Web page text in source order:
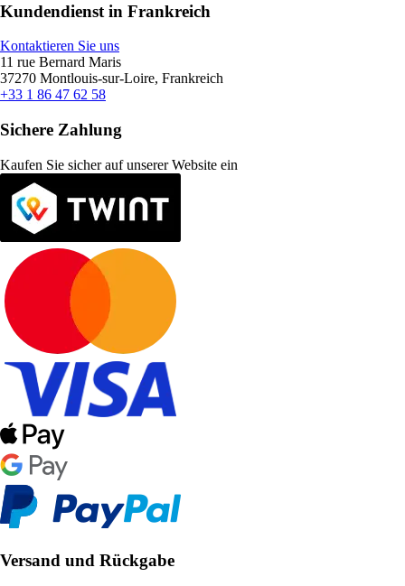
Kundendienst in Frankreich
Kontaktieren Sie uns
11 rue Bernard Maris
37270 Montlouis-sur-Loire, Frankreich
+33 1 86 47 62 58
Sichere Zahlung
Kaufen Sie sicher auf unserer Website ein
Versand und Rückgabe